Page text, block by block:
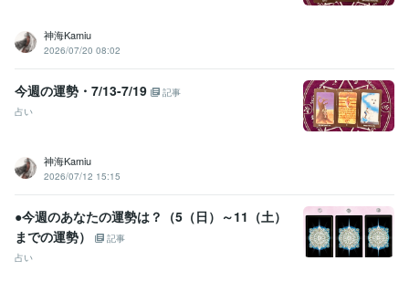
神海Kamiu
2026/07/20 08:02
今週の運勢・7/13-7/19
記事
占い
神海Kamiu
2026/07/12 15:15
●今週のあなたの運勢は？（5（日）～11（土）
までの運勢）
記事
占い